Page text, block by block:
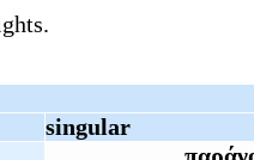
singular